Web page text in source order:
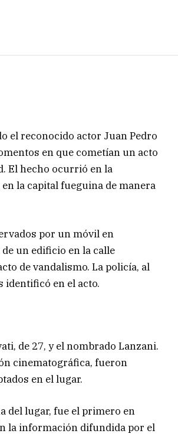
el reconocido actor Juan Pedro
en que cometían un acto
El hecho ocurrió en la
la capital fueguina de manera
por un móvil en
un edificio en la calle
de vandalismo. La policía, al
identificó en el acto.
de 27, y el nombrado Lanzani.
cinematográfica, fueron
en el lugar.
del lugar, fue el primero en
la información difundida por el